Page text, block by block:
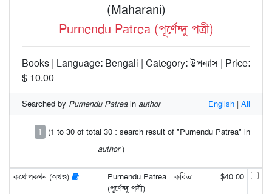
(Maharani)
Purnendu Patrea (পূর্ণেন্দু পত্রী)
Books | Language: Bengali | Category: উপন্যাস | Price:
$ 10.00
Searched by Purnendu Patreain author English | All
1
(1 to 30 of total 30 : search result of "Purnendu Patrea" in
author)
কথোপকথন (অখণ্ড)
Purnendu Patrea
(পূর্ণেন্দু পত্রী)
কবিতা $40.00